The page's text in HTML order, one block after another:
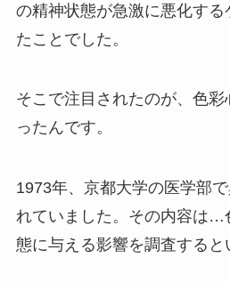
の精神状態が急激に悪化す
たことでした。
そこで注目されたのが、色
ったんです。
1973年、京都大学の医学部
れていました。その内容は…
態に与える影響を調査すると